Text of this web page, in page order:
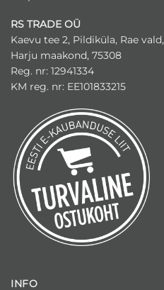
RS TRADE OÜ
Kaevu tee 2, Pildiküla, Rae vald,
Harju maakond, 75308
Reg. nr: 12941334
KM reg. nr: EE101833215
INFO